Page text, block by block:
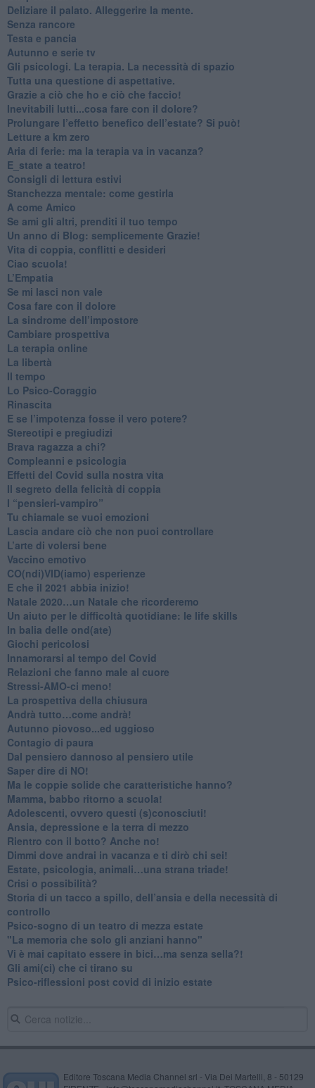
​Deliziare il palato. Alleggerire la mente.
​Senza rancore
​Testa e pancia
​Autunno e serie tv
​Gli psicologi. La terapia. La necessità di spazio
​Tutta una questione di aspettative.
​Grazie a ciò che ho e ciò che faccio!
​Inevitabili lutti...cosa fare con il dolore?
Prolungare l’effetto benefico dell’estate? Si può!
​Letture a km zero
​Aria di ferie: ma la terapia va in vacanza?
​E_state a teatro!
​Consigli di lettura estivi
​Stanchezza mentale: come gestirla
​A come Amico
​Se ami gli altri, prenditi il tuo tempo
​Un anno di Blog: semplicemente Grazie!
​Vita di coppia, conflitti e desideri
​Ciao scuola!
​L’Empatia
​Se mi lasci non vale
Cosa fare con il dolore
​La sindrome dell’impostore
​Cambiare prospettiva
La terapia online
La libertà
​Il tempo
​Lo Psico-Coraggio
Rinascita
​E se l’impotenza fosse il vero potere?
Stereotipi e pregiudizi
​Brava ragazza a chi?
​Compleanni e psicologia
Effetti del Covid sulla nostra vita
Il segreto della felicità di coppia
​I “pensieri-vampiro”
​Tu chiamale se vuoi emozioni
​Lascia andare ciò che non puoi controllare
L’arte di volersi bene
​Vaccino emotivo
CO(ndi)VID(iamo) esperienze
​E che il 2021 abbia inizio!
​Natale 2020…un Natale che ricorderemo
Un aiuto per le difficoltà quotidiane: le life skills
​In balia delle ond(ate)
Giochi pericolosi
Innamorarsi al tempo del Covid
​Relazioni che fanno male al cuore
​Stressi-AMO-ci meno!
​La prospettiva della chiusura
​Andrà tutto…come andrà!
Autunno piovoso...ed uggioso
​Contagio di paura
​Dal pensiero dannoso al pensiero utile
​Saper dire di NO!
​Ma le coppie solide che caratteristiche hanno?
​Mamma, babbo ritorno a scuola!
Adolescenti, ovvero questi (s)conosciuti!
Ansia, depressione e la terra di mezzo
​Rientro con il botto? Anche no!
Dimmi dove andrai in vacanza e ti dirò chi sei!
​Estate, psicologia, animali…una strana triade!
​Crisi o possibilità?
​Storia di un tacco a spillo, dell’ansia e della necessità di
controllo
​Psico-sogno di un teatro di mezza estate
"La memoria che solo gli anziani hanno"
​Vi è mai capitato essere in bici…ma senza sella?!
​Gli ami(ci) che ci tirano su
Psico-riflessioni post covid di inizio estate
Editore Toscana Media Channel srl - Via Dei Martelli, 8 - 50129